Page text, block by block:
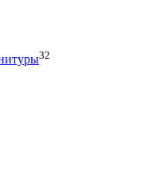
32